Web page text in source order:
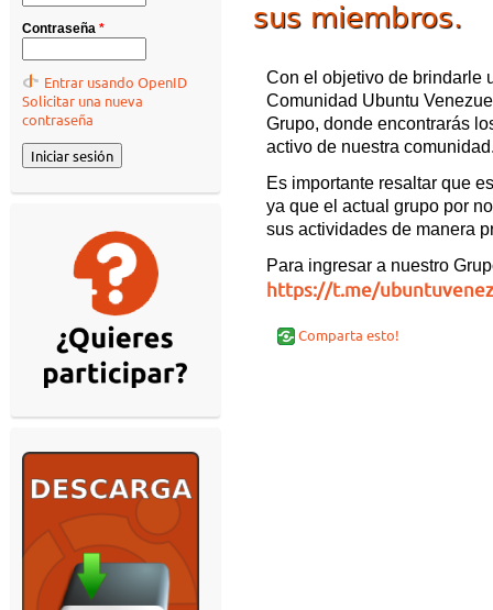
Contraseña *
Entrar usando OpenID
Solicitar una nueva
contraseña
sus miembros.
Con el objetivo de brindarle
Comunidad Ubuntu
Grupo, donde encontrarás
activo de nuestra
Es importante resaltar que
ya que el actual grupo por
sus actividades de manera
Para ingresar a nuestro
https://t.me/
Comparta esto!